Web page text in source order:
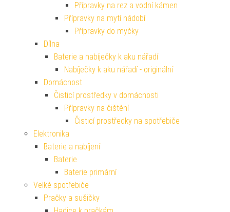
Přípravky na rez a vodní kámen
Přípravky na mytí nádobí
Přípravky do myčky
Dílna
Baterie a nabíječky k aku nářadí
Nabíječky k aku nářadí - originální
Domácnost
Čisticí prostředky v domácnosti
Přípravky na čištění
Čisticí prostředky na spotřebiče
Elektronika
Baterie a nabíjení
Baterie
Baterie primární
Velké spotřebiče
Pračky a sušičky